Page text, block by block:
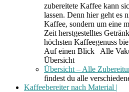
zubereitete Kaffee kann
lassen. Denn hier geht es
Kaffee, sondern um eine
Zeit herstgestelltes
höchsten Kaffeegenuss
Auf einen Blick Alle
Übersicht
Übersicht – Alle
findest du alle
Kaffeebereiter nach Material |